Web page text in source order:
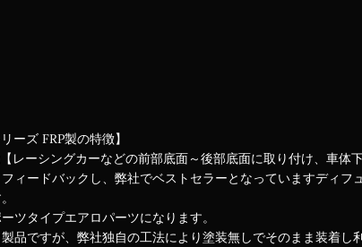
ーズ FRP製の特徴】
レーシングカーなどの前部底面～後部底面に取り付け、車
ィードバックし、弊社でベストセラーとなっていますディ
ツタイプエアロパーツになります。
品ですが、弊社独自の工法により塗装無しでそのまま装着